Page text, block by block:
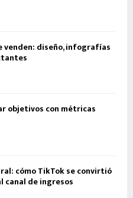
venden: diseño, infografías
objetivos con métricas
cómo TikTok se convirtió
canal de ingresos